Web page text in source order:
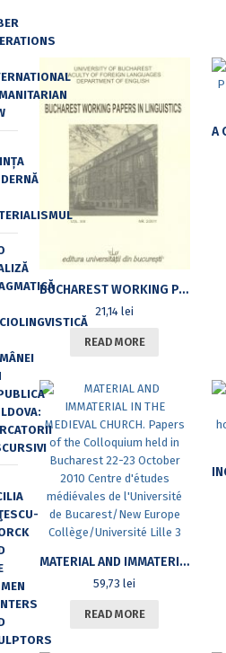
BUCHAREST WORKING PAPERS IN LINGUISTICS, VOL XII, NO.2/2011
21,14lei
READ MORE
MATERIAL AND IMMATERIAL IN THE MEDIEVAL CHURCH. PAPERS OF THE COLLOQUIUM HELD IN BUCHAREST 22-23 OCTOBER 2010 CENTRE D’ÉTUDES MÉDIÉVALES DE L’UNIVERSITÉ DE BUCAREST/NEW EUROPE COLLÈGE/UNIVERSITÉ LILLE 3
59,73 lei
READ MORE